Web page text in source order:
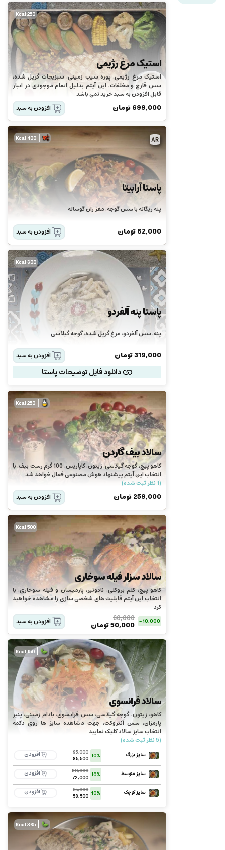
250 Kcal
استیک مرغ رژیمی
استیک مرغ رژیمی، پوره سیب زمینی، سبزیجات گریل شده،
سس قارچ و مخلفات، این آیتم بدلیل اتمام موجودی در انبار
قابل افزودن به سبد خرید نمی باشد
699,000تومان افزودن به سبد
|
400 Kcal
پاستا آرابیتا
پنه ریگاته با سس گوجه، مغز ران گوساله
62,000تومان افزودن به سبد
600 Kcal
پاستا پنه آلفردو
پنه، سس آلفردو، مرغ گریل شده، گوجه گیلاسی
319,000تومان افزودن به سبد
دانلود فایل توضیحات پاستا
|
250 Kcal
سالاد بیف گاردن
کاهو پیچ، گوجه گیلاسی، زیتون، کاپاریس، 100 گرم رست بیف، با
انتخاب این آیتم پیشنهاد هوش مصنوعی فعال خواهد شد
(1 نظر ثبت شده)
259,000تومان افزودن به سبد
500 Kcal
سالاد سزار فیله سوخاری
کاهو پیچ، کلم بروکلی، نادونیر، پارمیسان و فیله سوخاری، با
انتخاب این آیتم قابلیت های شخصی سازی را مشاهده خواهید
کرد
10,000 -
60,000
50,000تومان افزودن به سبد
|
150 Kcal
سالاد فرانسوی
کاهو، زیتون، گوجه گیلاسی، سس فرانسوی، بادام زمینی، پنیر
پارمزان، سس آنتروکت، جهت مشاهده سایز ها روی دکمه
انتخاب سایز سالاد کلیک نمایید
(5 نظر ثبت شده)
سایز بزرگ 10%
95,000
85,500
سایز متوسط 10%
80,000
72,000
سایز کوچک 10%
65,000
58,500
|
365 Kcal